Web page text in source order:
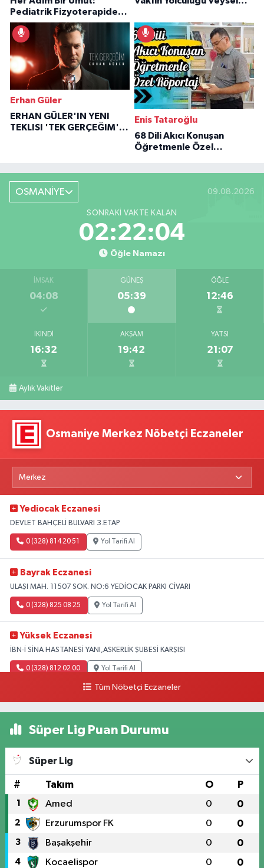
Pediatrik Fizyoterapiden
İlham Veren Hikâyeler
Erhan Güler
ERHAN GÜLER'IN YENI
TEKLISI 'TEK GERÇEĞIM'LE
Enis Tataroğlu
68 Dili Akıcı Konuşan
Öğretmenle Özel
OSMANİYE 09.08.2026
SONRAKI VAKTE KALAN
02:22:03
Öğle Namazı
İMSAK
04:08
GÜNEŞ
05:39
ÖĞLE
12:46
İKINDI
16:32
AKŞAM
19:42
YATSI
21:07
Aylık Vakitler
Osmaniye Merkez Nöbetçi Eczaneler
Yediocak Eczanesi
DEVLET BAHÇELİ BULVARI 3.ETAP
0 (328) 814 20 51 Yol Tarifi Al
Bayrak Eczanesi
ULAŞI MAH. 11507 SOK. NO:6 YEDİOCAK PARKI CİVARI
0 (328) 825 08 25 Yol Tarifi Al
Yüksek Eczanesi
İBN-İ SİNA HASTANESİ YANI,ASKERLİK ŞUBESİ KARŞISI
0 (328) 812 02 00 Yol Tarifi Al
Tüm Nöbetçi Eczaneler
Süper Lig Puan Durumu
Süper Lig
# Takım O P
1 Amed 0 0
2 Erzurumspor FK 0 0
3 Başakşehir 0 0
4 Kocaelispor 0 0